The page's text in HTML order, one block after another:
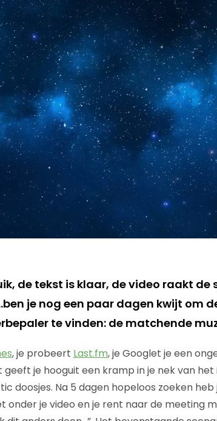
de tekst is klaar, de video raakt de
je nog een paar dagen kwijt om
te vinden: de matchende
, je probeert Last.fm, je Googlet je een
geeft je hooguit een kramp in je nek van
doosjes. Na 5 dagen hopeloos zoeken
onder je video en je rent naar de meeting